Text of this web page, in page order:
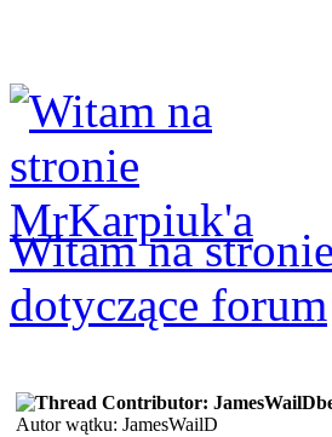
Witam na
dotyczące forum
Autor wątku: JamesWailD